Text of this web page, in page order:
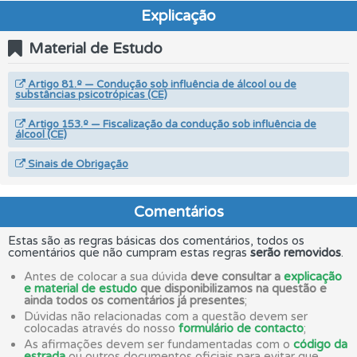
Explicação
Material de Estudo
Artigo 81.º — Condução sob influência de álcool ou de
substâncias psicotrópicas (CE)
Artigo 153.º — Fiscalização da condução sob influência de
álcool (CE)
Sinais de Obrigação
Comentários
Estas são as regras básicas dos comentários, todos os
comentários que não cumpram estas regras serão removidos.
Antes de colocar a sua dúvida deve consultar a explicação
e material de estudo que disponibilizamos na questão e
ainda todos os comentários já presentes;
Dúvidas não relacionadas com a questão devem ser
colocadas através do nosso formulário de contacto;
As afirmações devem ser fundamentadas com o código da